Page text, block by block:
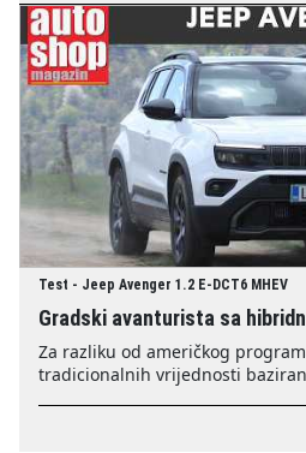
Test - Jeep Avenger 1.2 E-DCT6 MHEV
Gradski avanturista sa
Za razliku od američkog
tradicionalnih vrijednosti